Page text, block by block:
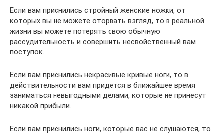
Если вам приснились стройный женские ножки, от
которых вы не можете оторвать взгляд, то в реальной
жизни вы можете потерять свою обычную
рассудительность и совершить несвойственный вам
поступок.
Если вам приснились некрасивые кривые ноги, то в
действительности вам придется в ближайшее время
заниматься невыгодными делами, которые не принесут
никакой прибыли.
Если вам приснились ноги, которые вас не слушаются, то